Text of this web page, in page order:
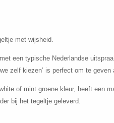
met wijsheid.
een typische Nederlandse
zelf kiezen’ is perfect om te
of mint groene kleur, heeft een
bij het tegeltje geleverd.